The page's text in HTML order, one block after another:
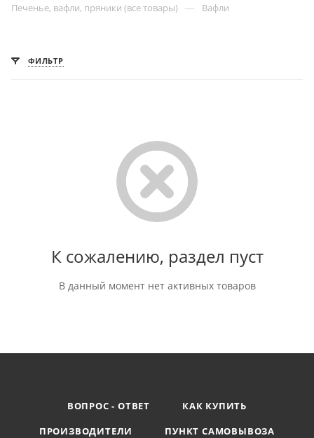
Печенье, вафли, пряники (все товары) — Вафли
ФИЛЬТР
К сожалению, раздел пуст
В данный момент нет активных товаров
ВОПРОС - ОТВЕТ
КАК КУПИТЬ
ПРОИЗВОДИТЕЛИ
ПУНКТ САМОВЫВОЗА